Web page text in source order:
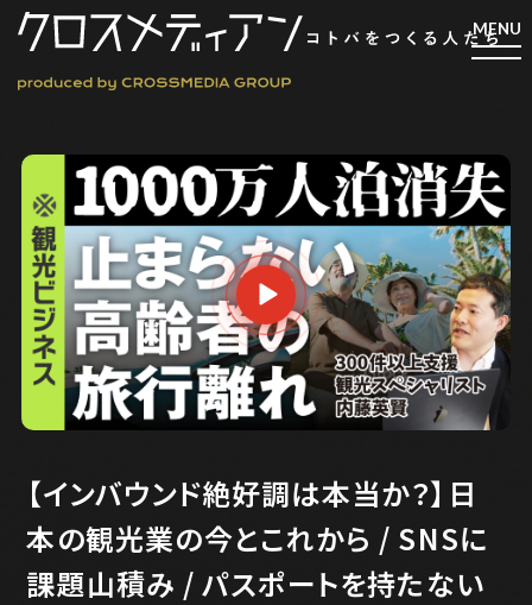
検索
マガジン
新刊ができるまで
EVENT
MY WORK
編集4.0
シンカケイコウホウ
バックオフィス
その他
【インバウンド絶好調は本当か？】日
本の観光業の今とこれから / SNSに
課題山積み / パスポートを持たない